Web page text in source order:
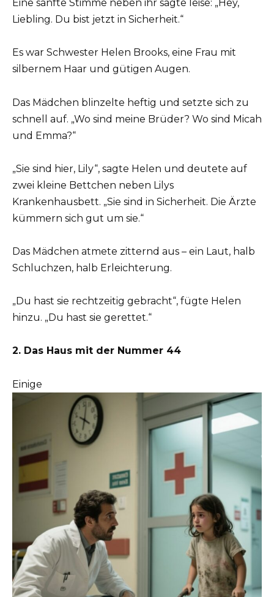
Eine sanfte Stimme neben ihr sagte leise: „Hey,
Liebling. Du bist jetzt in Sicherheit.“
Es war Schwester Helen Brooks, eine Frau mit
silbernem Haar und gütigen Augen.
Das Mädchen blinzelte heftig und setzte sich zu
schnell auf. „Wo sind meine Brüder? Wo sind Micah
und Emma?“
„Sie sind hier, Lily“, sagte Helen und deutete auf
zwei kleine Bettchen neben Lilys
Krankenhausbett. „Sie sind in Sicherheit. Die Ärzte
kümmern sich gut um sie.“
Das Mädchen atmete zitternd aus – ein Laut, halb
Schluchzen, halb Erleichterung.
„Du hast sie rechtzeitig gebracht“, fügte Helen
hinzu. „Du hast sie gerettet.“
2. Das Haus mit der Nummer 44
Einige